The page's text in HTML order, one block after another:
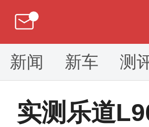
新闻 新车 测
实测乐道